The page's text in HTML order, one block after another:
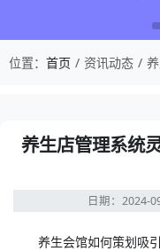
位置： 首页 资讯动态
养生店管理系统
日期：2024-
养生会馆如何策划吸